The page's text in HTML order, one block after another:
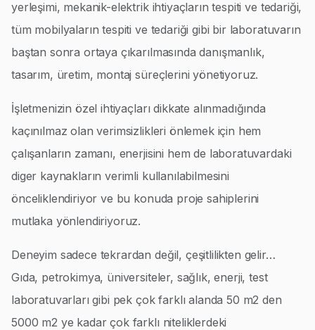
yerleşimi, mekanik-elektrik ihtiyaçların tespiti ve tedariği,
tüm mobilyaların tespiti ve tedariği gibi bir laboratuvarın
baştan sonra ortaya çıkarılmasında danışmanlık,
tasarım, üretim, montaj süreçlerini yönetiyoruz.
İşletmenizin özel ihtiyaçları dikkate alınmadığında
kaçınılmaz olan verimsizlikleri önlemek için hem
çalışanların zamanı, enerjisini hem de laboratuvardaki
diger kaynakların verimli kullanılabilmesini
önceliklendiriyor ve bu konuda proje sahiplerini
mutlaka yönlendiriyoruz.
Deneyim sadece tekrardan değil, çeşitlilikten gelir…
Gıda, petrokimya, üniversiteler, sağlık, enerji, test
laboratuvarları gibi pek çok farklı alanda 50 m2 den
5000 m2 ye kadar çok farklı niteliklerdeki